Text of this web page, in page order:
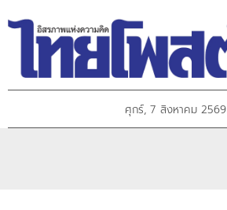
ศุกร์, 7 สิงหาคม 2569